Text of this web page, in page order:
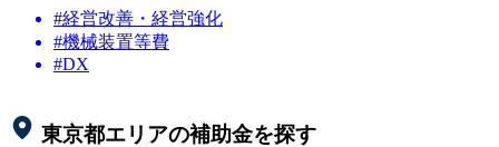
#経営改善・経営強化
#機械装置等費
#DX
東京都エリアの補助金を探す